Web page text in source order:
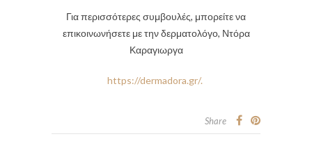
Για περισσότερες συμβουλές, μπορείτε να
επικοινωνήσετε με την δερματολόγο, Ντόρα
Καραγιωργα
https://dermadora.gr/.
Share